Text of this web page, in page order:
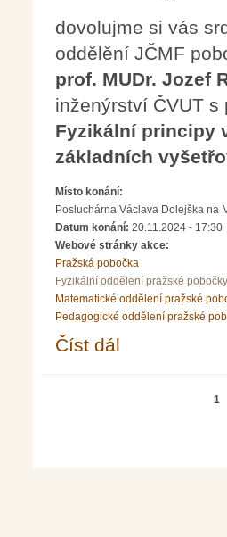
dovolujme si vás
oddělění JČMF
prof. MUDr. Jozef
inženýrství ČVUT s
Fyzikální principy
základních
Místo konání:
Posluchárna Václava Dolejška na
Datum konání: 20.11.2024 - 17:30
Webové stránky akce:
Pražská pobočka
Fyzikální oddělení pražské pobočky
Matematické oddělení pražské
Pedagogické oddělení pražské
Číst dál
1